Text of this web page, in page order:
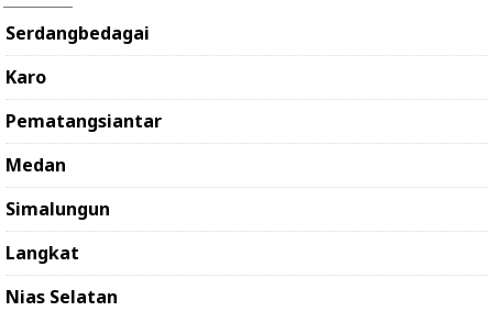
Serdangbedagai
Karo
Pematangsiantar
Medan
Simalungun
Langkat
Nias Selatan